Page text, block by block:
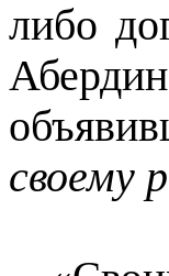
либо
своему